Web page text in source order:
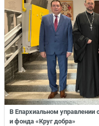
В Епархиальном управлении
и фонда «Круг добра»